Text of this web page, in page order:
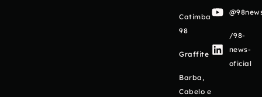
Catimba
98
Graffite
Barba,
Cabelo e
/98-
news-
oficial